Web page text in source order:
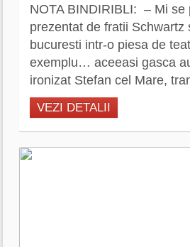
NOTA BINDIRIBLI: – Mi
prezentat de fratii
bucuresti intr-o piesa de
exemplu… aceeasi gasca
ironizat Stefan cel Mare,
VEZI DETALII